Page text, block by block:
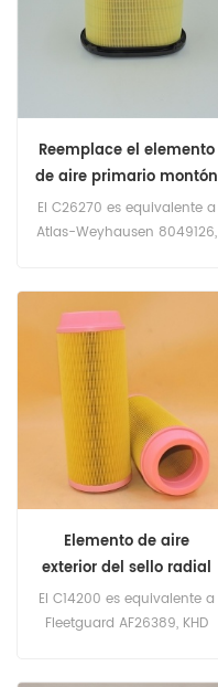
Reemplace el elemento
de aire primario montón
MAPN C26270
El C26270 es equivalente a
Atlas-Weyhausen 8049126,
Fleetguard AF4193. Número
de parte: C26270 Nombre
de parte: filtro de aire
Marca: MANN
Elemento de aire
exterior del sello radial
MANN C14200
El C14200 es equivalente a
Fleetguard AF26389, KHD